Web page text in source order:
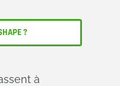
?
à